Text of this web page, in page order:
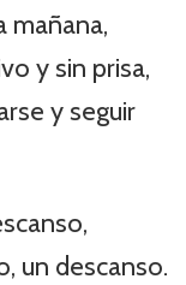
mañana,
y sin prisa,
y seguir
un descanso.